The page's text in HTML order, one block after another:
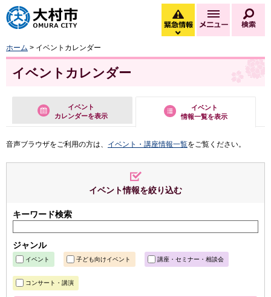
大村市
緊急情報
緊急情報を開く
メニュー
ホーム > イベントカレンダー
イベントカレンダー
イベント
カレンダーを表示
イベント
情報一覧を表示
音声ブラウザをご利用の方は、 イベント・講座情報一覧をご覧ください。
イベント情報を絞り込む
キーワード検索
ジャンル
イベント 子ども向けイベント 講座・セミナー・相談会
コンサート・講演